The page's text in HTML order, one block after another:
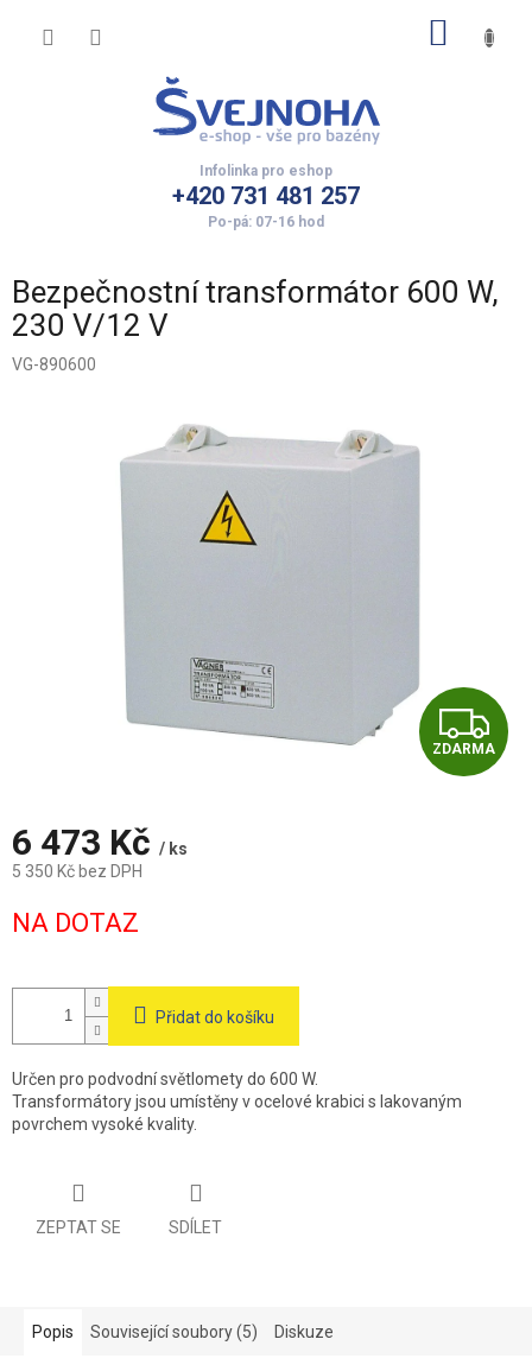
+420 731 481 257
Bezpečnostní transformátor 600 W,
230 V/12 V
VG-890600
Z
D
ZDARMA
6 473 Kč / ks
5 350 Kč bez DPH
cena:
NA DOTAZ
Přidat do košíku
Určen pro podvodní světlomety do 600 W.
Transformátory jsou umístěny v ocelové krabici s lakovaným
povrchem vysoké kvality.
ZEPTAT SE SDÍLET
Popis Související soubory (5) Diskuze